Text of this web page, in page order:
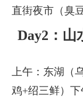
直街夜市（臭
Day2：山
上午：东湖（
鸡+绍三鲜）